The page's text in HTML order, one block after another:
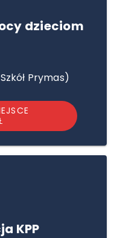
dzieciom
Prymas)
KPP